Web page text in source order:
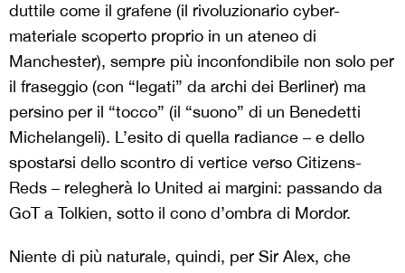
duttile come il grafene (il rivoluzionario cyber-
materiale scoperto proprio in un ateneo di
Manchester), sempre più inconfondibile non solo per
il fraseggio (con “legati” da archi dei Berliner) ma
persino per il “tocco” (il “suono” di un Benedetti
Michelangeli). L’esito di quella radiance – e dello
spostarsi dello scontro di vertice verso Citizens-
Reds – relegherà lo United ai margini: passando da
GoT a Tolkien, sotto il cono d’ombra di Mordor.
Niente di più naturale, quindi, per Sir Alex, che